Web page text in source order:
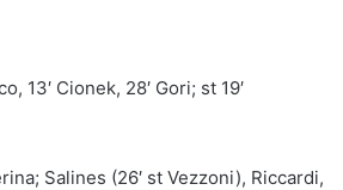
13′ Cionek, 28′ Gori; st 19′
Salines (26′ st Vezzoni), Riccardi,